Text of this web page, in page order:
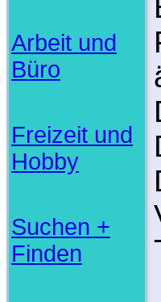
Arbeit und
Büro
Freizeit und
Hobby
Suchen +
Finden